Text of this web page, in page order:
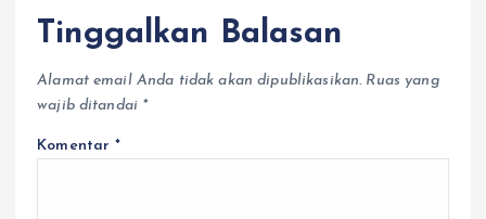
Tinggalkan Balasan
Alamat email Anda tidak akan dipublikasikan. Ruas yang
wajib ditandai *
Komentar*